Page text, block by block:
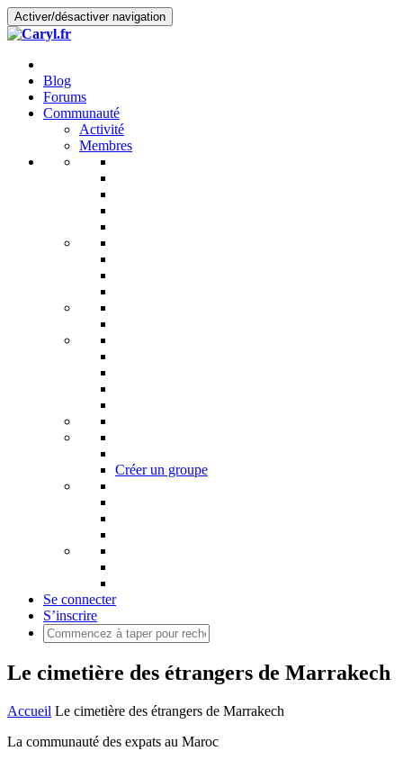
Activer/désactiver navigation
Blog
Forums
Communauté
Activité
Membres
Créer un groupe
Se connecter
S’inscrire
Le cimetière des étrangers de Marrakech
Accueil Le cimetière des étrangers de Marrakech
La communauté des expats au Maroc